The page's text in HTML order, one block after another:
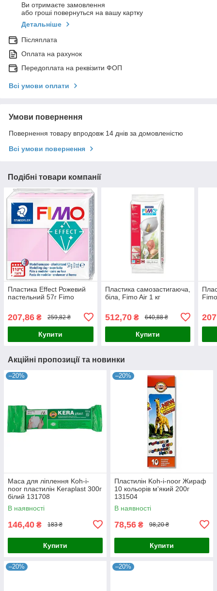
Ви отримаєте замовлення
або гроші повернуться на вашу картку
Детальніше
Післяплата
Оплата на рахунок
Передоплата на реквізити ФОП
Всі умови оплати
Умови повернення
Повернення товару впродовж 14 днів за домовленістю
Всі умови повернення
Подібні товари компанії
Пластика Effect Рожевий
пастельний 57г Fimo
207,86 ₴ 259,82 ₴
Купити
Пластика самозастигаюча,
біла, Fimo Air 1 кг
512,70₴ 640,88 ₴
Купити
Акційні пропозиції та новинки
–20%
Маса для ліплення Koh-i-
noor пластилін Keraplast 300г
білий 131708
В наявності
146,40 ₴ 183 ₴
Купити
–20%
Пластилін Koh-i-noor Жираф
10 кольорів м'який 200г
131504
В наявності
78,56 ₴ 98,20 ₴
Купити
–20% –20%